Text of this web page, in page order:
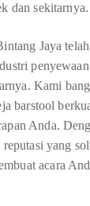
dan sekitarnya.
Jaya
penyewaan
Kami
barstool
Anda.
yang
acara